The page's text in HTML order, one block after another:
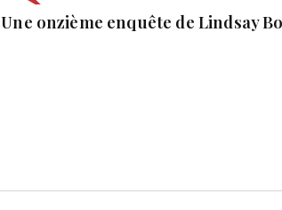
Une onzième enquête de Lindsay